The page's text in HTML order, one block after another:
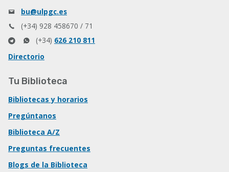
bu@ulpgc.es
(+34) 928 458670 / 71
(+34) 626 210 811
Directorio
Tu Biblioteca
Bibliotecas y horarios
Pregúntanos
Biblioteca A/Z
Preguntas frecuentes
Blogs de la Biblioteca